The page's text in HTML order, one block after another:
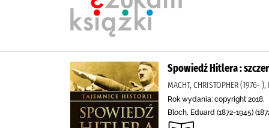
Spowiedź Hitlera :
MACHT, CHRISTOPHER (1976- ),
Rok wydania: copyright 2018.
Bloch, Eduard (1872-1945)